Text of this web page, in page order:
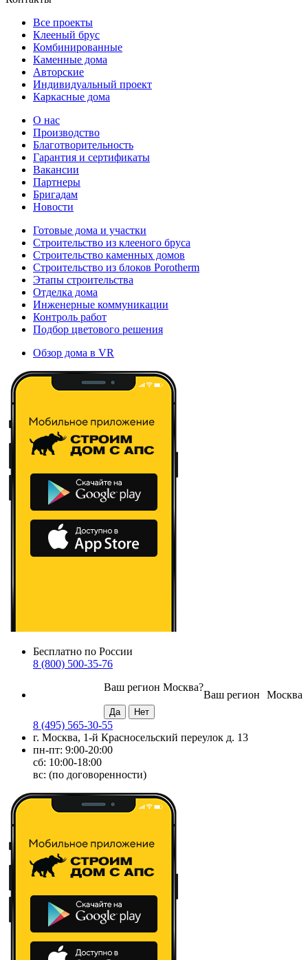
Все проекты
Клееный брус
Комбинированные
Каменные дома
Авторские
Индивидуальный проект
Каркасные дома
О нас
Производство
Благотворительность
Гарантия и сертификаты
Вакансии
Партнеры
Бригадам
Новости
Готовые дома и участки
Строительство из клееного бруса
Строительство каменных домов
Строительство из блоков Porotherm
Этапы строительства
Отделка дома
Инженерные коммуникации
Контроль работ
Подбор цветового решения
Обзор дома в VR
Бесплатно по России
8 (800) 500-35-76
Москва
Ваш регион
Ваш регион Москва?
8 (495) 565-30-55
г. Москва, 1-й Красносельский переулок д. 13
пн-пт: 9:00-20:00
сб: 10:00-18:00
вс: (по договоренности)